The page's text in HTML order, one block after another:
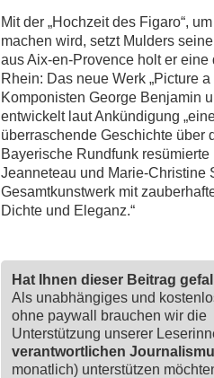
Mit der „Hochzeit des Figaro“,
machen wird, setzt Mulders
aus Aix-en-Provence holt er
Rhein: Das neue Werk „Picture
Komponisten George Benjamin
entwickelt laut Ankündigung
überraschende Geschichte über
Bayerische Rundfunk
Jeanneteau und Marie-Christine
Gesamtkunstwerk mit
Dichte und Eleganz.“
Hat Ihnen dieser Beitrag
Als unabhängiges und
ohne paywall brauchen wir die
Unterstützung unserer
verantwortlichen
monatlich) unterstützen